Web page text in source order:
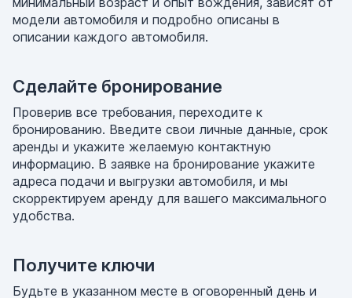
модели автомобиля и подробно описаны в
описании каждого автомобиля.
Сделайте бронирование
Проверив все требования, переходите к
бронированию. Введите свои личные данные, срок
аренды и укажите желаемую контактную
информацию. В заявке на бронирование укажите
адреса подачи и выгрузки автомобиля, и мы
скорректируем аренду для вашего максимального
удобства.
Получите ключи
Будьте в указанном месте в оговоренный день и